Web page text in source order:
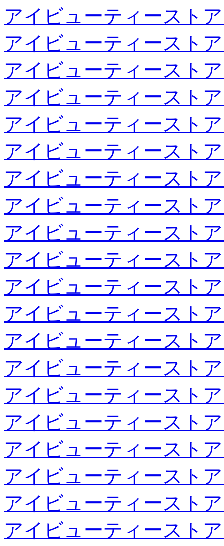
アイビューティースト
アイビューティースト
アイビューティースト
アイビューティースト
アイビューティースト
アイビューティースト
アイビューティースト
アイビューティースト
アイビューティースト
アイビューティースト
アイビューティースト
アイビューティースト
アイビューティースト
アイビューティースト
アイビューティースト
アイビューティースト
アイビューティースト
アイビューティースト
アイビューティースト
アイビューティースト